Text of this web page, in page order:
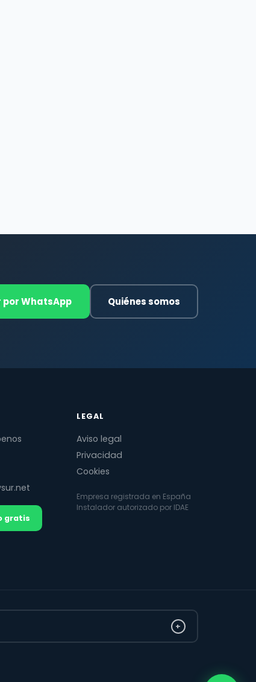
WhatsApp Quiénes somos
gratis
LEGAL
Aviso legal
Privacidad
Cookies
Empresa registrada en España
Instalador autorizado por IDAE
+